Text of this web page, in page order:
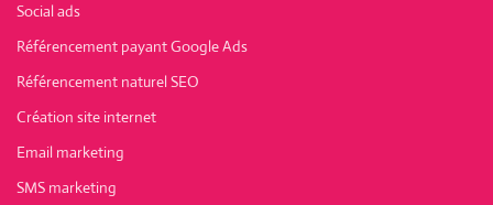
Social ads
Référencement payant Google Ads
Référencement naturel SEO
Création site internet
Email marketing
SMS marketing